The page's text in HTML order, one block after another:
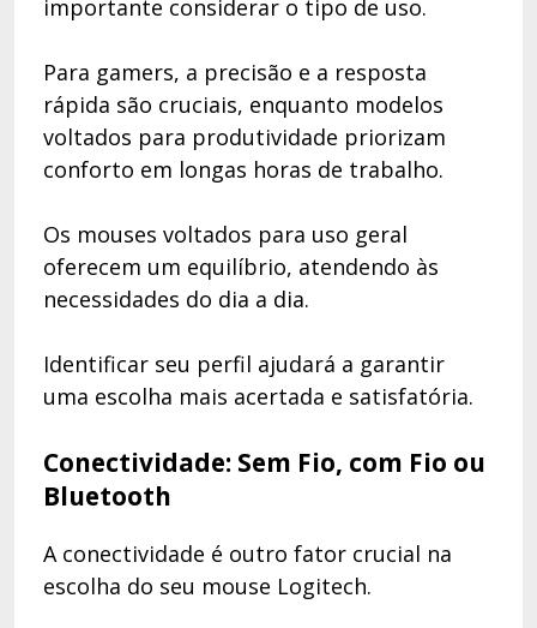
importante considerar o tipo de uso.
Para gamers, a precisão e a resposta
rápida são cruciais, enquanto modelos
voltados para produtividade priorizam
conforto em longas horas de trabalho.
Os mouses voltados para uso geral
oferecem um equilíbrio, atendendo às
necessidades do dia a dia.
Identificar seu perfil ajudará a garantir
uma escolha mais acertada e satisfatória.
Conectividade: Sem Fio, com Fio ou
Bluetooth
A conectividade é outro fator crucial na
escolha do seu mouse Logitech.